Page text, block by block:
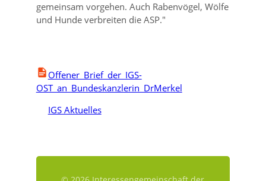
gemeinsam vorgehen. Auch Rabenvögel, Wölfe
und Hunde verbreiten die ASP.
Offener_Brief_der_IGS-
OST_an_Bundeskanzlerin_DrMerkel
IGS Aktuelles